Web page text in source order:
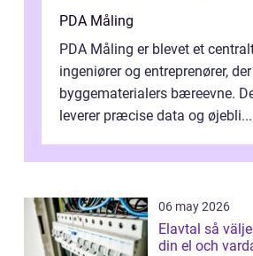
PDA Måling
PDA Måling er blevet et
ingeniører og entreprenører,
byggematerialers bæreevne.
leverer præcise data og øjebli...
06 may 2026
Elavtal så väljer du rätt avtal för
din el och